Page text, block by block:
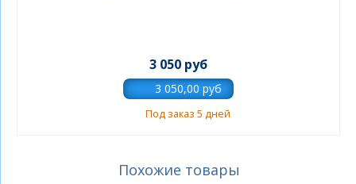
3 050 руб
Под заказ 5 дней
Похожие товары